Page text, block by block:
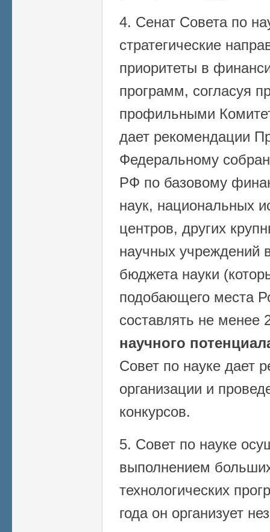
4. Сенат Совета по
стратегические
приоритеты в
программ, согласуя
профильными
дает рекомендации
Федеральному
РФ по базовому
наук, национальных
центров, других
научных учреждений
бюджета науки
подобающего места
составлять не менее
научного
Совет по науке дает
организации и
конкурсов.
5. Совет по науке
выполнением
технологических
года он организует